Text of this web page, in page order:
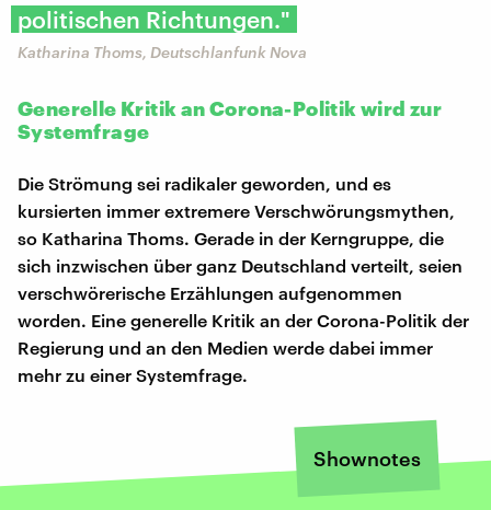
politischen Richtungen."
Katharina Thoms, Deutschlanfunk Nova
Generelle Kritik an Corona-Politik wird zur
Systemfrage
Die Strömung sei radikaler geworden, und es
kursierten immer extremere Verschwörungsmythen,
so Katharina Thoms. Gerade in der Kerngruppe, die
sich inzwischen über ganz Deutschland verteilt, seien
verschwörerische Erzählungen aufgenommen
worden. Eine generelle Kritik an der Corona-Politik der
Regierung und an den Medien werde dabei immer
mehr zu einer Systemfrage.
Shownotes